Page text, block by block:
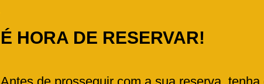
É HORA DE RESERVAR!